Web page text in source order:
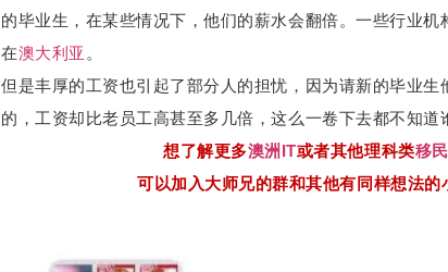
的毕业生，在某些情况下，他们的薪水会翻倍。一些行业
在澳大利亚 。
但是丰厚的工资也引起了部分人的担忧，因为请新的毕业
的，工资却比老员工高甚至多几倍，这么一卷下去都不知道
想了解更多澳洲IT或者其他理科类移民
可以加入大师兄的群和其他有同样想法的